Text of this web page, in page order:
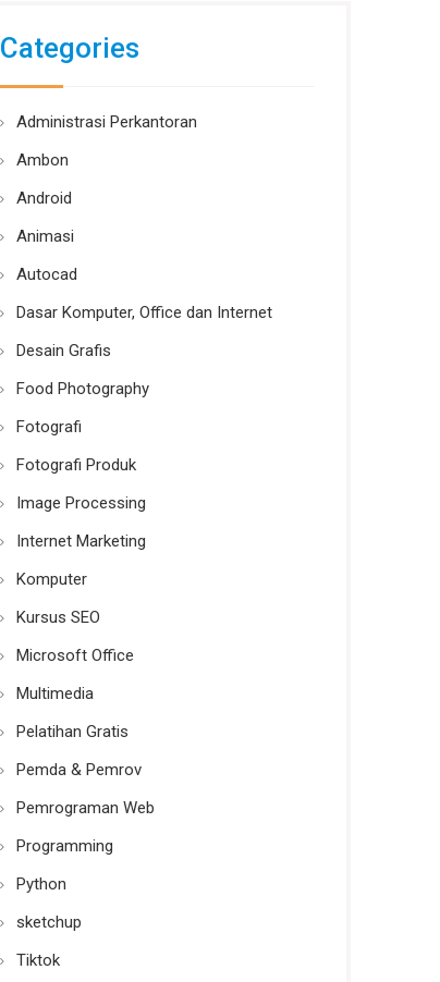
Categories
Administrasi Perkantoran
Ambon
Android
Animasi
Autocad
Dasar Komputer, Office dan Internet
Desain Grafis
Food Photography
Fotografi
Fotografi Produk
Image Processing
Internet Marketing
Komputer
Kursus SEO
Microsoft Office
Multimedia
Pelatihan Gratis
Pemda & Pemrov
Pemrograman Web
Programming
Python
sketchup
Tiktok